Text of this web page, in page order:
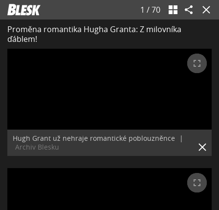
1 /70
Proměna romantika Hugha Granta: Z milovníka
ďáblem!
Hugh Grant už nehraje romantické poblouzněnce
|
Archiv Blesku